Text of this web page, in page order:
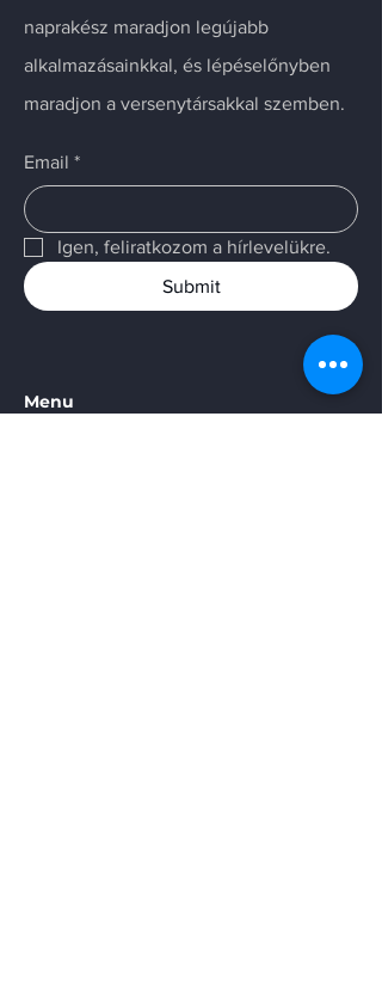
naprakész maradjon legújabb
alkalmazásainkkal, és lépéselőnyben
maradjon a versenytársakkal szemben.
Email *
Igen, feliratkozom a hírlevelükre.
Submit
Menu